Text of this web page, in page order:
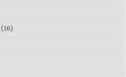
(16)